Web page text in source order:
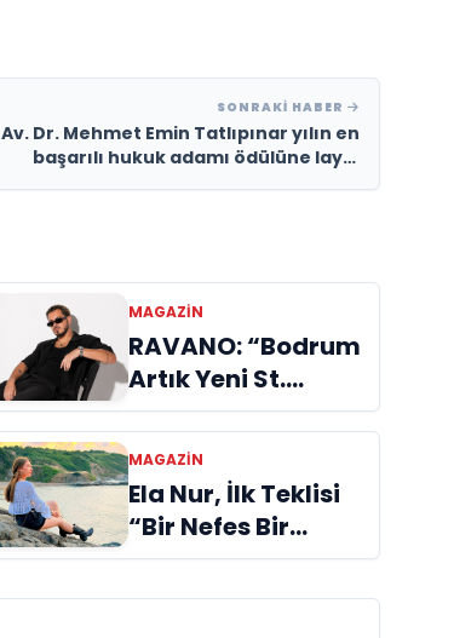
SONRAKI HABER
Av. Dr. Mehmet Emin Tatlıpınar yılın en
başarılı hukuk adamı ödülüne layık
MAGAZİN
RAVANO: “Bodrum
Artık Yeni St.
Tropez Değil, Kendi
Başına Bir
Referans”
MAGAZİN
Ela Nur, İlk Teklisi
“Bir Nefes Bir
Gölge” ile Müzik
Yolculuğuna